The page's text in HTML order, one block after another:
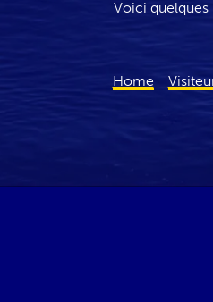
Voici quelques
Home